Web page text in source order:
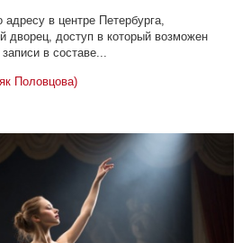
в центре Петербурга,
дворец, доступ в который возможен
в составе...
Половцова)